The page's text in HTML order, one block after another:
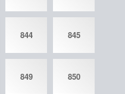
844 845
849 850